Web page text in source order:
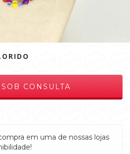
em uma de nossas lojas